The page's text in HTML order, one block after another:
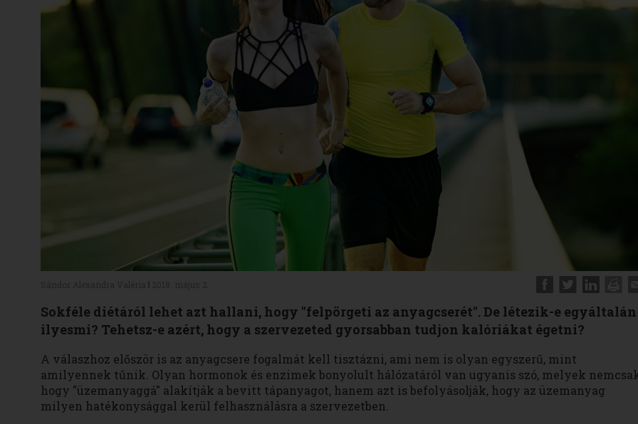
Sokféle diétáról lehet azt hallani, hogy "felpörgeti az anyagcserét". De létezik-e egyáltalán
ilyesmi? Tehetsz-e azért, hogy a szervezeted gyorsabban tudjon kalóriákat égetni?
A válaszhoz először is az anyagcsere fogalmát kell tisztázni, ami nem is olyan egyszerű, mint
amilyennek tűnik. Olyan hormonok és enzimek bonyolult hálózatáról van ugyanis szó, melyek
hogy "üzemanyaggá" alakítják a bevitt tápanyagot, hanem azt is befolyásolják, hogy az üzemanyag
milyen hatékonysággal kerül felhasználásra a szervezetben.